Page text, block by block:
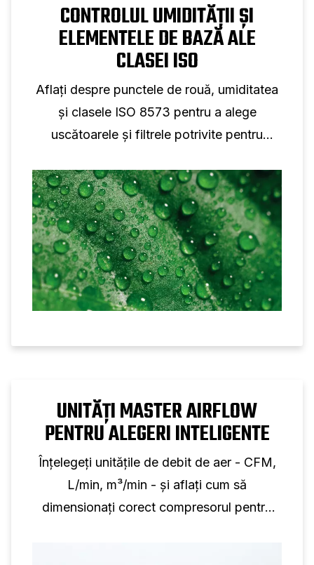
CONTROLUL UMIDITĂȚII ȘI
ELEMENTELE DE BAZĂ ALE
CLASEI ISO
Aflați despre punctele de rouă, umiditatea
și clasele ISO 8573 pentru a alege
uscătoarele și filtrele potrivite pentru
UNITĂȚI MASTER AIRFLOW
PENTRU ALEGERI INTELIGENTE
Înțelegeți unitățile de debit de aer - CFM,
L/min, m³/min - și aflați cum să
dimensionați corect compresorul pentru